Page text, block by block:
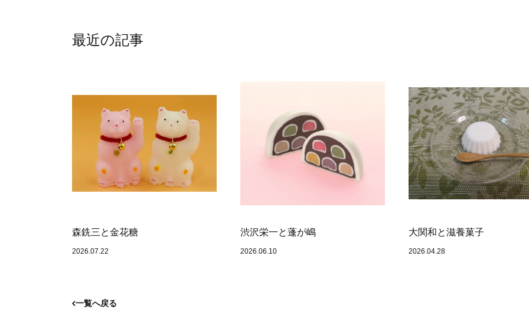
最近の記事
森銑三と金花糖
2026.07.22
渋沢栄一と蓬が嶋
2026.06.10
大関和と滋養菓子
2026.04.28
一覧へ戻る